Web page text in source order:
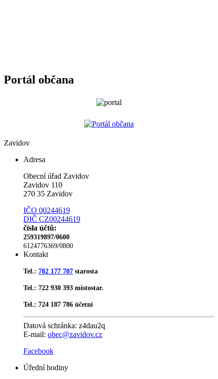
Portál občana
Zavidov
Adresa
Obecní úřad Zavidov
Zavidov 110
270 35 Zavidov
IČO 00244619
DIČ CZ00244619
čísla účtů:
259319897/0600
6124776369/0800
Kontakt
Tel.: 702 177 707 starosta
Tel.: 722 930 393 místostar.
Tel.: 724 187 786 účetní
Datová schránka: z4dau2q
E-mail: obec@zavidov.cz
Facebook
Úřední hodiny